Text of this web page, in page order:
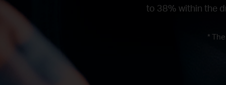
to 38% within the
*